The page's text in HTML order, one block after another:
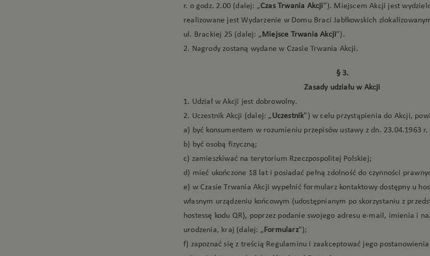
r. o godz. 2.00 (dalej: „Czas Trwania Akcji”). Miejscem Akcji jest
realizowane jest Wydarzenie w Domu Braci Jabłkowskich
ul. Brackiej 25 (dalej: „Miejsce Trwania Akcji”).
2. Nagrody zostaną wydane w Czasie Trwania Akcji.
§ 3.
Zasady udziału w Akcji
1. Udział w Akcji jest dobrowolny.
2. Uczestnik Akcji (dalej: „Uczestnik”) w celu przystąpienia do Akcji,
a) być konsumentem w rozumieniu przepisów ustawy z dn. 23.04.1963 r.
b) być osobą fizyczną;
c) zamieszkiwać na terytorium Rzeczpospolitej Polskiej;
d) mieć ukończone 18 lat i posiadać pełną zdolność do czynności
e) w Czasie Trwania Akcji wypełnić formularz kontaktowy dostępny u
własnym urządzeniu końcowym (udostępnianym po skorzystaniu z
hostessę kodu QR), poprzez podanie swojego adresu e-mail, imienia i
urodzenia, kraj (dalej: „Formularz”);
f) zapoznać się z treścią Regulaminu i zaakceptować jego postanowienia